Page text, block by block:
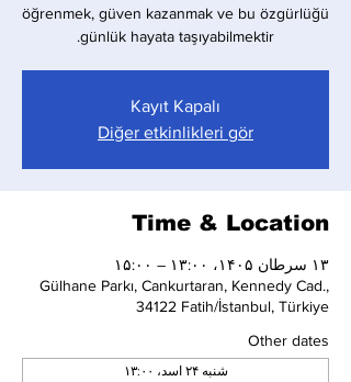
öğrenmek, güven kazanmak ve bu özgürlüğü
günlük hayata taşıyabilmektir.
Kayıt Kapalı
Diğer etkinlikleri gör
Time & Location
۱۳ سرطان ۱۴۰۵، ۱۳:۰۰ – ۱۵:۰۰
Gülhane Parkı, Cankurtaran, Kennedy Cad.,
34122 Fatih/İstanbul, Türkiye
Other dates
شنبه ۲۴ اسد، ۱۳:۰۰